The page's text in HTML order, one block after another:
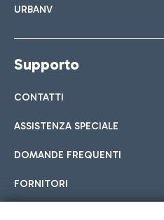
URBANV
Supporto
CONTATTI
ASSISTENZA SPECIALE
DOMANDE FREQUENTI
FORNITORI